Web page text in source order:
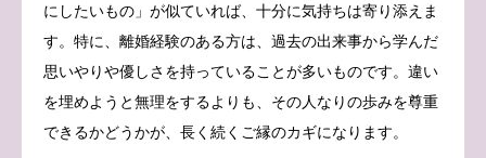
にしたいもの」が似ていれば、十分に気持ちは寄り添えま
す。特に、離婚経験のある方は、過去の出来事から学んだ
思いやりや優しさを持っていることが多いものです。違い
を埋めようと無理をするよりも、その人なりの歩みを尊重
できるかどうかが、長く続くご縁のカギになります。